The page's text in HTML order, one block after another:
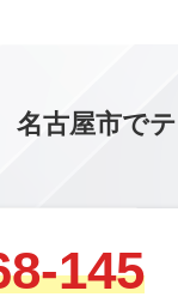
名古屋市で
145